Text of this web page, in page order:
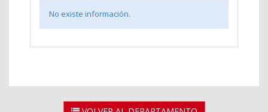
No existe información.